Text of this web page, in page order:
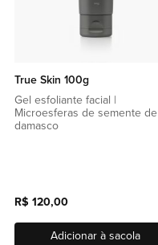
True Skin 100g
Gel esfoliante facial |
Microesferas de semente de
damasco
R$ 120,00
Adicionar à sacola